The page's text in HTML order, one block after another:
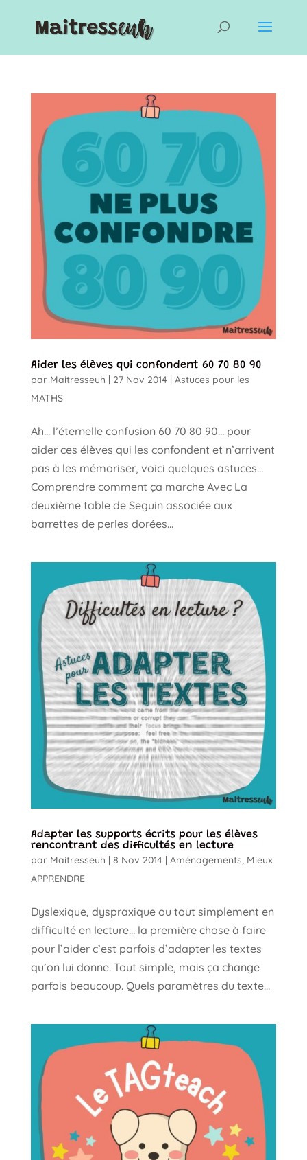
Aider les élèves qui confondent 60 70 80 90
par Maitresseuh 27 Nov 2014| Astuces pour les
MATHS
Ah… l’éternelle confusion 60 70 80 90… pour
aider ces élèves qui les confondent et n’arrivent
pas à les mémoriser, voici quelques astuces…
Comprendre comment ça marche Avec La
deuxième table de Seguin associée aux
barrettes de perles dorées...
Adapter les supports écrits pour les élèves
rencontrant des difficultés en lecture
par Maitresseuh | 8 Nov 2014| Aménagements, Mieux
APPRENDRE
Dyslexique, dyspraxique ou tout simplement en
difficulté en lecture… la première chose à faire
pour l’aider c’est parfois d’adapter les textes
qu’on lui donne. Tout simple, mais ça change
parfois beaucoup. Quels paramètres du texte...